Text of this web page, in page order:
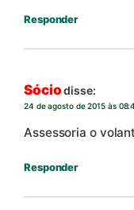
Responder
Sócio disse:
24 de agosto de 2015 às
Assessoria o
Responder